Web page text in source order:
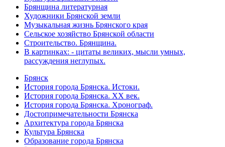
Брянщина литературная
Художники Брянской земли
Музыкальная жизнь Брянского края
Сельское хозяйство Брянской области
Строительство. Брянщина.
В картинках: - цитаты великих, мысли умных,
рассуждения неглупых.
Брянск
История города Брянска. Истоки.
История города Брянска. XX век.
История города Брянска. Хронограф.
Достопримечательности Брянска
Архитектура города Брянска
Культура Брянска
Образование города Брянска